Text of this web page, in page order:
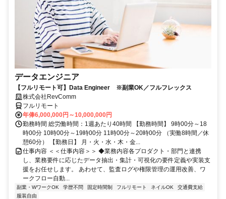
データエンジニア
【フルリモート可】Data Engineer ※副業OK／フルフレックス
株式会社RevComm
フルリモート
年俸6,000,000円～10,000,000円
勤務時間 総労働時間：1週あたり40時間 【勤務時間】 9時00分～18
時00分 10時00分～19時00分 11時00分～20時00分 （実働8時間／休
憩60分） 【勤務日】 月・火・水・木・金...
仕事内容 ＜＜仕事内容＞＞ ◆業務内容各プロダクト・部門と連携
し、業務要件に応じたデータ抽出・集計・可視化の要件定義や実装支
援をお任せします。 あわせて、監査ログや権限管理の運用改善、ワ
ークフロー自動...
副業・WワークOK 学歴不問 固定時間制 フルリモート ネイルOK
交通費支給
服装自由